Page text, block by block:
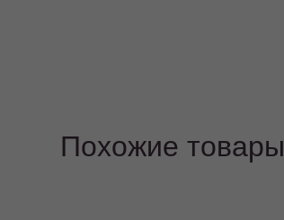
Похожие товары